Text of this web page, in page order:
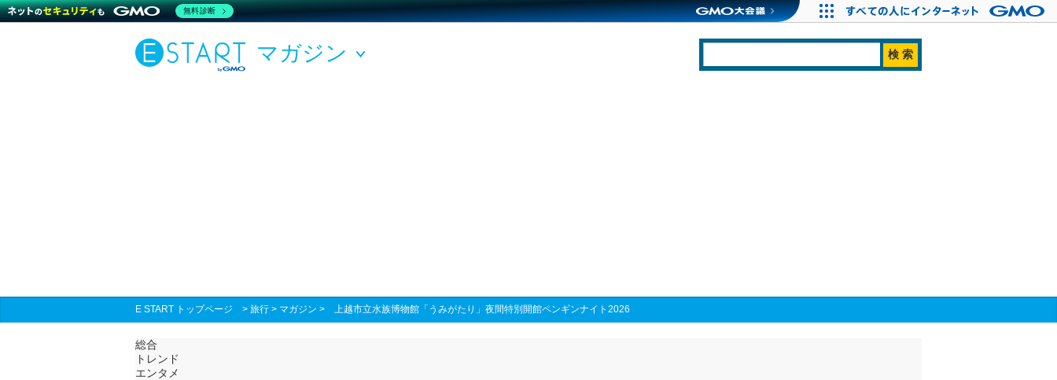
マガジン
E START トップページ > 旅行 > マガジン > 上越市立水族博物館「うみがたり」夜間特別開館ペンギンナイト2026
総合
トレンド
エンタメ
無料診断